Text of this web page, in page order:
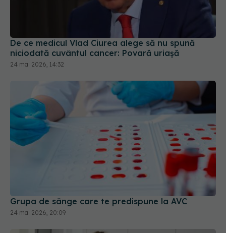
De ce medicul Vlad Ciurea alege să nu spună
niciodată cuvântul cancer: Povară uriașă
24 mai 2026, 14:32
Grupa de sânge care te predispune la AVC
24 mai 2026, 20:09